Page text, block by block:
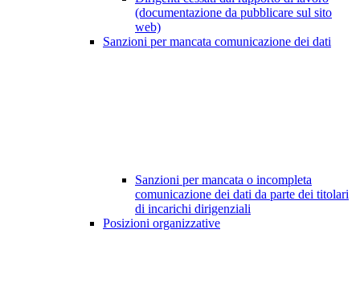
(documentazione da pubblicare sul sito
web)
Sanzioni per mancata comunicazione dei dati
Sanzioni per mancata o incompleta
comunicazione dei dati da parte dei titolari
di incarichi dirigenziali
Posizioni organizzative